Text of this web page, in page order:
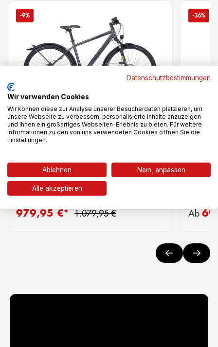
-9%
Vergleich
Verkaufspreis:
979,95 €*Regulärer Preis:
1.079,95 €
-36%
Ab
Datenschutzbestimmungen
Wir verwenden Cookies
Wir können diese zur Analyse unserer Besucherdaten platzieren, um
unsere Webseite zu verbessern, personalisierte Inhalte anzuzeigen
und Ihnen ein großartiges Webseiten-Erlebnis zu bieten. Für weitere
Informationen zu den von uns verwendeten Cookies öffnen Sie die
Einstellungen.
Ablehnen Nein, anpassen
Alle akzeptieren